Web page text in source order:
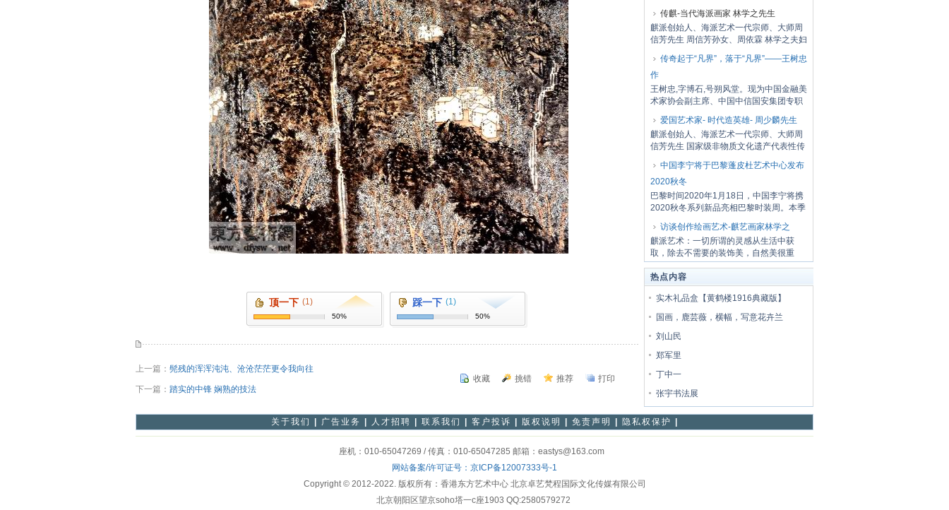
顶一下 (1)
50%
踩一下 (1)
50%
上一篇： 髡残的浑浑沌沌、沧沧茫茫更令我向往
下一篇： 踏实的中锋 娴熟的技法
收藏 挑错 推荐 打印
传麒-当代海派画家 林学之先生
麒派创始人、海派艺术一代宗师、大师周
信芳先生 周信芳孙女、周依霖 林学之夫妇
传奇起于“凡界”，落于“凡界”——王树忠
作
王树忠,字博石,号朔风堂。现为中国金融美
术家协会副主席、中国中信国安集团专职
爱国艺术家- 时代造英雄- 周少麟先生
麒派创始人、海派艺术一代宗师、大师周
信芳先生 国家级非物质文化遗产代表性传
中国李宁将于巴黎蓬皮杜艺术中心发布
2020秋冬
巴黎时间2020年1月18日，中国李宁将携
2020秋冬系列新品亮相巴黎时装周。本季
访谈创作绘画艺术-麒艺画家林学之
麒派艺术：一切所谓的灵感从生活中获
取，除去不需要的装饰美，自然美很重
要！ 无题.18...
热点内容
实木礼品盒【黄鹤楼1916典藏版】
国画，鹿芸薇，横幅，写意花卉兰
刘山民
郑军里
丁中一
张宇书法展
关于我们 广告业务 人才招聘 联系我们 客户投诉 版权说明 免责声明 隐私权保护
座机：010-65047269 / 传真：010-65047285 邮箱：eastys@163.com
网站备案/许可证号： 京ICP备12007333号-1
Copyright © 2012-2022. 版权所有：香港东方艺术中心 北京卓艺梵程国际文化传媒有限公司
北京朝阳区望京soho塔一c座1903 QQ:2580579272